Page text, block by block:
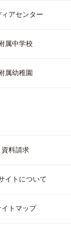
ィアセンター
属中学校
属幼稚園
資料請求
イトについて
イトマップ